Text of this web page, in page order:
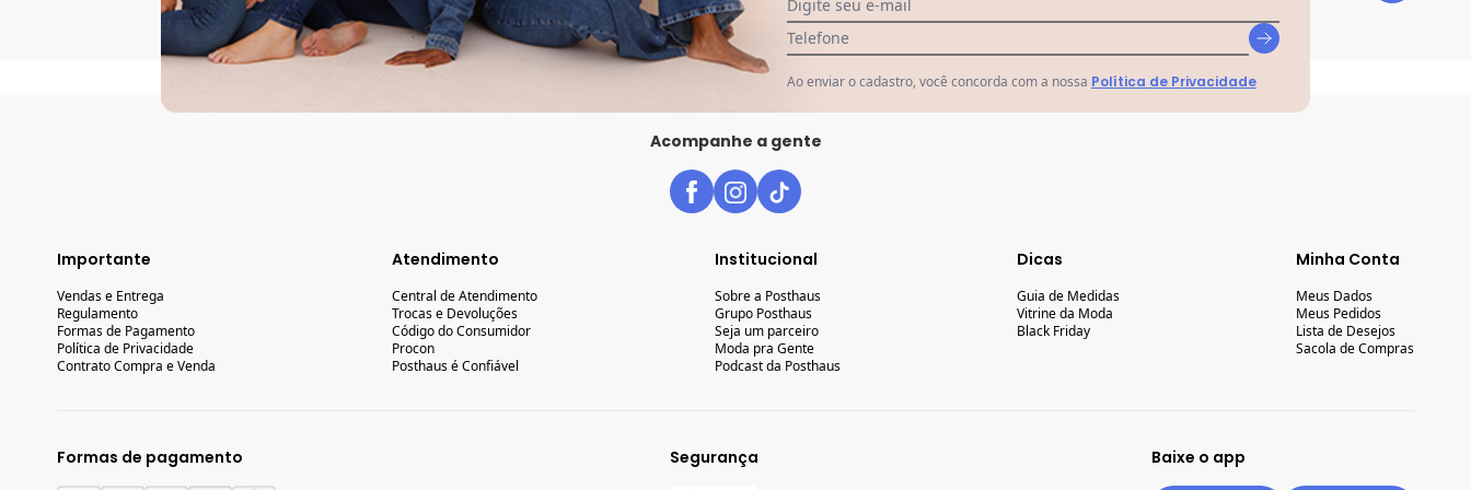
Ao enviar o cadastro, você concorda com a nossa Política de Privacidade
Acompanhe a gente
Importante
Vendas e Entrega
Regulamento
Formas de Pagamento
Política de Privacidade
Contrato Compra e Venda
Atendimento
Central de Atendimento
Trocas e Devoluções
Código do Consumidor
Procon
Posthaus é Confiável
Institucional
Sobre a Posthaus
Grupo Posthaus
Seja um parceiro
Moda pra Gente
Podcast da Posthaus
Dicas
Guia de Medidas
Vitrine da Moda
Black Friday
Minha Conta
Meus Dados
Meus Pedidos
Lista de Desejos
Sacola de Compras
Formas de pagamento Segurança Baixe o app
Digite seu e-mail
Telefone
Ao enviar o cadastro, você concorda com a nossa Política de Privacidade